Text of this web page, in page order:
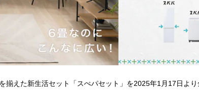
えた新生活セット「スぺパセット」を2025年1月17日よ